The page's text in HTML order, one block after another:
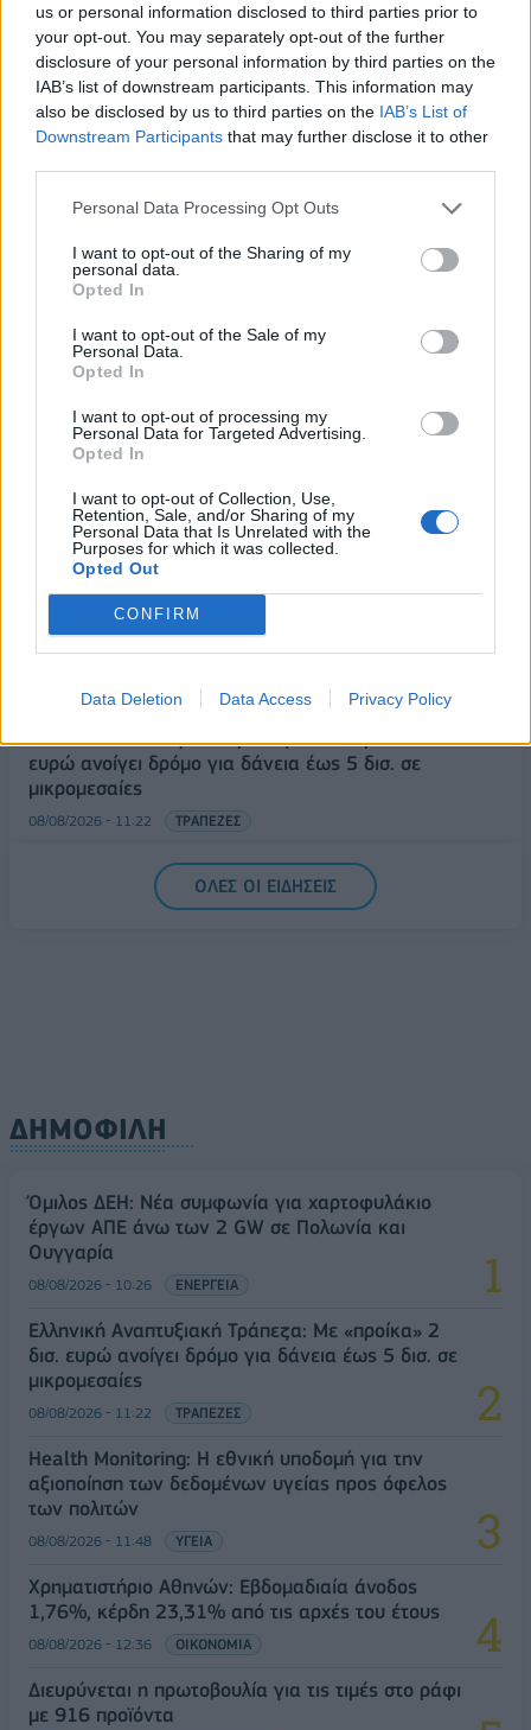
us or personal information disclosed to third parties prior to
your opt-out. You may separately opt-out of the further
disclosure of your personal information by third parties on the
IAB’s list of downstream participants. This information may
also be disclosed by us to third parties on the IAB’s List of
Downstream Participants that may further disclose it to other
Personal Data Processing Opt Outs
I want to opt-out of the Sharing of my
personal data.
Opted In
I want to opt-out of the Sale of my
Personal Data.
Opted In
I want to opt-out of processing my
Personal Data for Targeted Advertising.
Opted In
I want to opt-out of Collection, Use,
Retention, Sale, and/or Sharing of my
Personal Data that Is Unrelated with the
Purposes for which it was collected.
Opted Out
CONFIRM
Data Deletion Data Access Privacy Policy
Ειδικό Χωροταξικό για τον Τουρισμό: Οι νέοι
κανόνες για επενδύσεις, νησιά και προορισμούς υπό
πίεση
08/08/2026 - 13:21 ΤΟΥΡΙΣΜΟΣ
Υπουργείο Εργασίας: Ο “χάρτης” των πληρωμών
από τον e-ΕΦΚΑ και τη ΔΥΠΑ έως τις 14 Αυγούστου
Οι Hamilton Reserve Bank και SEE Capital
Hamilton Ltd. συνάπτουν συμφωνία υπηρεσιών
μάρκετινγκ
08/08/2026 - 13:44 ΕΠΙΧΕΙΡΗΣΕΙΣ
1,76%, κέρδη 23,31% από τις αρχές του έτους
08/08/2026 - 12:36
Διευρύνεται η πρωτοβουλία για τις τιμές στο ράφι
με 916 προϊόντα
08/08/2026 - 12:12
Health Monitoring: Η εθνική υποδομή για την
αξιοποίηση των δεδομένων υγείας προς όφελος
των πολιτών
08/08/2026 - 11:48 ΥΓΕΙΑ
Ελληνική Αναπτυξιακή Τράπεζα: Με «προίκα» 2 δισ.
ευρώ ανοίγει δρόμο για δάνεια έως 5 δισ. σε
μικρομεσαίες
08/08/2026 - 11:22 ΤΡΑΠΕΖΕΣ
5G παντού, 6G στον ορίζοντα: Πού βρίσκεται η
Ελλάδα στη μεγάλη τεχνολογική μετάβαση
ΟΛΕΣ ΟΙ ΕΙΔΗΣΕΙΣ
ΔΗΜΟΦΙΛΗ
Όμιλος ΔΕΗ: Νέα συμφωνία για χαρτοφυλάκιο
έργων ΑΠΕ άνω των 2 GW σε Πολωνία και
Ουγγαρία
08/08/2026 - 10:26 ΕΝΕΡΓΕΙΑ
Ελληνική Αναπτυξιακή Τράπεζα: Με «προίκα» 2
δισ. ευρώ ανοίγει δρόμο για δάνεια έως 5 δισ. σε
μικρομεσαίες
08/08/2026 - 11:22 ΤΡΑΠΕΖΕΣ
Health Monitoring: Η εθνική υποδομή για την
αξιοποίηση των δεδομένων υγείας προς όφελος
των πολιτών
08/08/2026 - 11:48 ΥΓΕΙΑ
Χρηματιστήριο Αθηνών: Εβδομαδιαία άνοδος
1,76%, κέρδη 23,31% από τις αρχές του έτους
08/08/2026 - 12:36 ΟΙΚΟΝΟΜΙΑ
Διευρύνεται η πρωτοβουλία για τις τιμές στο ράφι
με 916 προϊόντα